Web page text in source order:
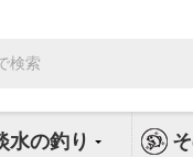
水の釣り